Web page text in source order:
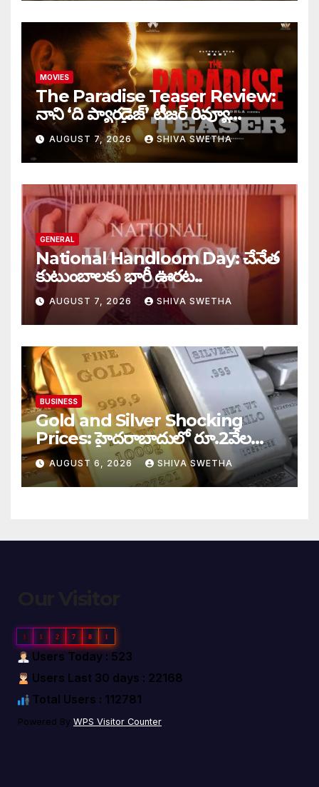
MOVIES
The Paradise Teaser Review:
నాని ‘ది ప్యారడైజ్’ టీజర్ రివ్యూ…
AUGUST 7, 2026 SHIVA SWETHA
GENERAL
National Handloom Day: చేనేత
కుటుంబాలకు భారీ ఊరట..
AUGUST 7, 2026 SHIVA SWETHA
BUSINESS
Gold and Silver Shocking
Prices: హైదరాబాదులో రూ.2వేల
900 పెరిగిన తులం రేటు…
AUGUST 6, 2026 SHIVA SWETHA
1 1 2 7 8 1
Users Today : 523
Users Last 30 days : 22168
Total Users : 112781
Powered By WPS Visitor Counter